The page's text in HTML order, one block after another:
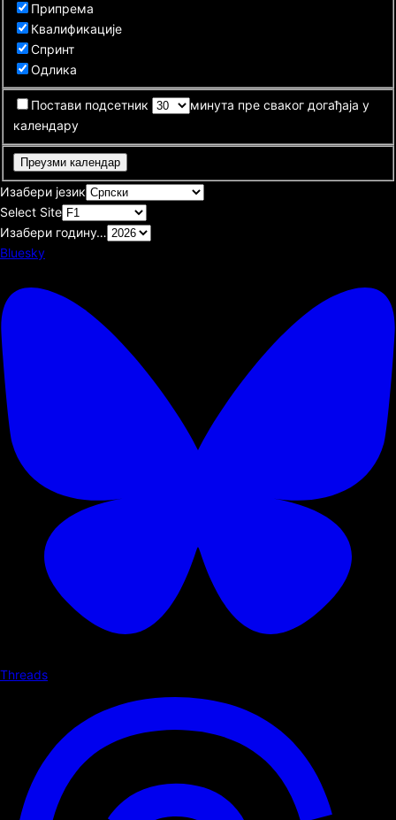
Припрема
Квалификације
Спринт
Одлика
Постави подсетник
минута пре сваког догађаја у
календару
Преузми календар
Изабери језик
Select Site
Изабери годину…
Bluesky
Threads